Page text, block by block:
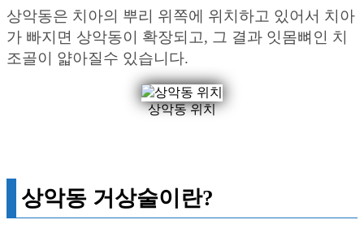
상악동은 치아의 뿌리 위쪽에 위치하고 있어서 치아
가 빠지면 상악동이 확장되고, 그 결과 잇몸뼈인 치
조골이 얇아질수 있습니다.
상악동 위치
상악동 거상술이란?